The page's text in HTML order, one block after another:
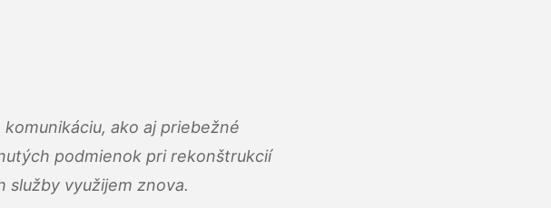
ako aj priebežné
podmienok pri rekonštrukcií
služby využijem znova.